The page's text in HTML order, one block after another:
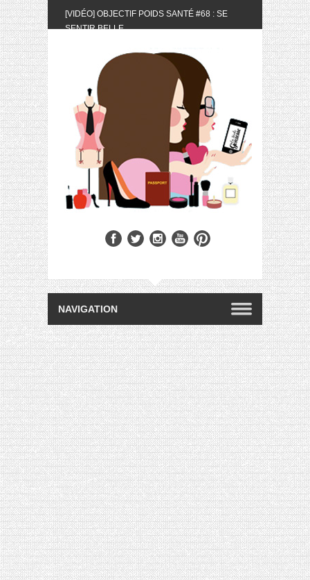
[VIDÉO] OBJECTIF POIDS SANTÉ #68 : SE
SENTIR BELLE
MOIS DE MAI 2024
[VIDÉO] UNBOXING : LES MY LITTLE &
BIOTYFULL BOX DU MOIS DE MAI 2024 FEAT.
AKILA
[VIDÉO] LA SÉLECTION DU MOIS #AVRIL2024
[VIDÉO] QUITOQUE #10 : MEAL PREP &
CONVIVIALITÉ
[VIDÉO] UNBOXING : LES MY LITTLE &
BIOTYFULL BOX DU MOIS D’AVRIL 2024
FEAT. AKILA
[VIDÉO] OBJECTIF POIDS SANTÉ #67 : L’AVIS
[VIDÉO] UNBOXING : LES MY LITTLE &
[VIDÉO] LA SÉLECTION DU MOIS
#JANVIER2024
RECETTES RISOTTO